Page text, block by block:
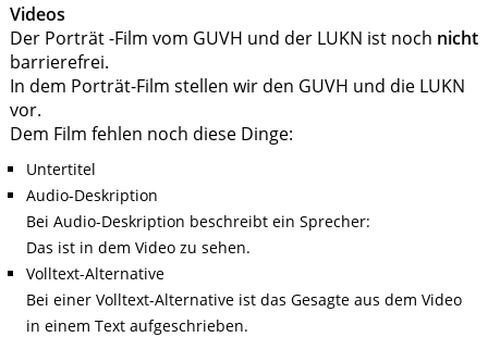
Videos
Der Porträt -Film vom GUVH und der LUKN ist noch nicht
barrierefrei.
In dem Porträt-Film stellen wir den GUVH und die LUKN
vor.
Dem Film fehlen noch diese Dinge:
Untertitel
Audio-Deskription
Bei Audio-Deskription beschreibt ein Sprecher:
Das ist in dem Video zu sehen.
Volltext-Alternative
Bei einer Volltext-Alternative ist das Gesagte aus dem Video
in einem Text aufgeschrieben.